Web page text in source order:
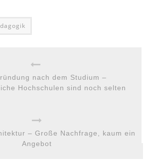
nach dem Studium –
Hochschulen sind noch selten
– Große Nachfrage, kaum ein
Angebot